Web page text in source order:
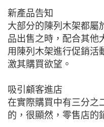
新產品告知
大部分的陳列木架都屬
品出售之時，配合其他
用陳列木架進行促銷活
激其購買欲望。
吸引顧客進店
在實際購買中有三分之
的，很顯然，零售店的